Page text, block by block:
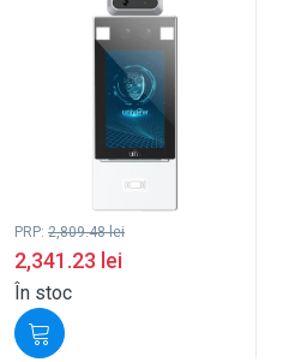
PRP: 2,809.48lei
2,341.23 lei
În stoc